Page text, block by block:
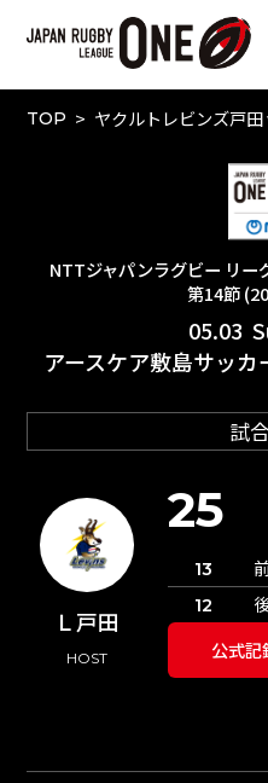
TOP ヤクルトレビンズ戸
NTTジャパンラグビー リー
第14節
05.03
アースケア敷島サッ
試
Ｌ戸田
HOST
25
13
12
公式記